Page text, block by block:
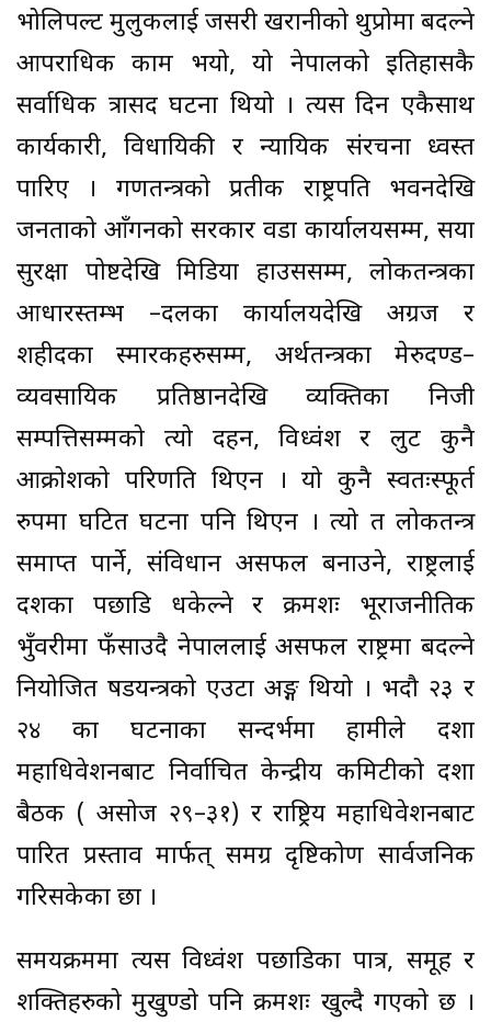
भोलिपल्ट मुलुकलाई जसरी खरानीको थुप्रोमा बदल्ने
आपराधिक काम भयो, यो नेपालको इतिहासकै
सर्वाधिक त्रासद घटना थियो । त्यस दिन एकैसाथ
कार्यकारी, विधायिकी र न्यायिक संरचना ध्वस्त
पारिए । गणतन्त्रको प्रतीक राष्ट्रपति भवनदेखि
जनताको आँगनको सरकार वडा कार्यालयसम्म, सयौँ
सुरक्षा पोष्टदेखि मिडिया हाउससम्म, लोकतन्त्रका
आधारस्तम्भ –दलका कार्यालयदेखि अग्रज र
शहीदका स्मारकहरुसम्म, अर्थतन्त्रका मेरुदण्ड–
व्यवसायिक प्रतिष्ठानदेखि व्यक्तिका निजी
सम्पत्तिसम्मको त्यो दहन, विध्वंश र लुट कुनै
आक्रोशको परिणति थिएन । यो कुनै स्वतःस्फूर्त
रुपमा घटित घटना पनि थिएन । त्यो त लोकतन्त्र
समाप्त पार्ने, संविधान असफल बनाउने, राष्ट्रलाई
दशकौँ पछाडि धकेल्ने र क्रमशः भूराजनीतिक
भुँवरीमा फँसाउदै नेपाललाई असफल राष्ट्रमा बदल्ने
नियोजित षडयन्त्रको एउटा अङ्ग थियो । भदौ २३ र
२४ का घटनाका सन्दर्भमा हामीले दशौँ
महाधिवेशनबाट निर्वाचित केन्द्रीय कमिटीको दशौँ
बैठक ( असोज २९–३१) र राष्ट्रिय महाधिवेशनबाट
पारित प्रस्ताव मार्फत् समग्र दृष्टिकोण सार्वजनिक
गरिसकेका छौँ ।
समयक्रममा त्यस विध्वंश पछाडिका पात्र, समूह र
शक्तिहरुको मुखुण्डो पनि क्रमशः खुल्दै गएको छ ।